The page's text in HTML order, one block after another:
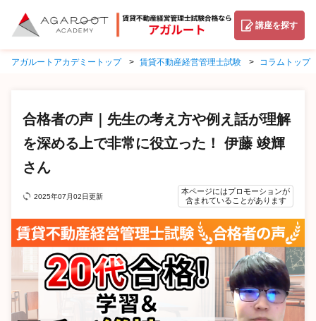
講座を探す
アガルートアカデミートップ 賃貸不動産経営管理士試験 コラムトップ
合格者の声｜先生の考え方や例え話が理解
を深める上で非常に役立った！ 伊藤 竣輝
さん
2025年07月02日更新
本ページにはプロモーションが
含まれていることがあります